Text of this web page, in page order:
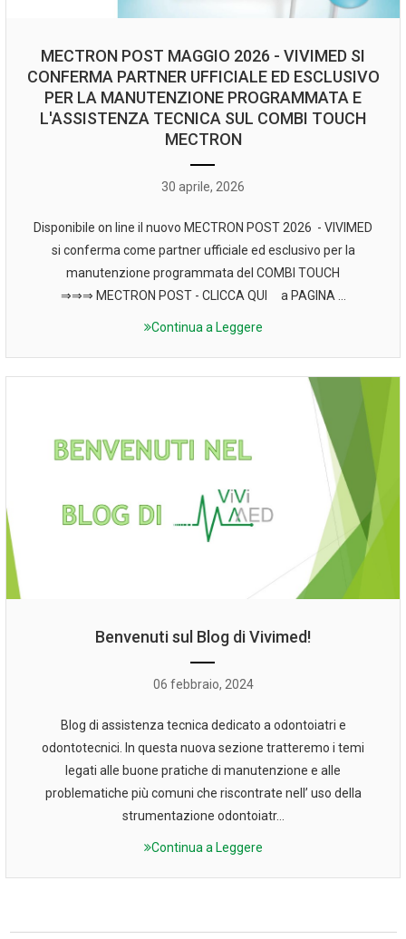
MECTRON POST MAGGIO 2026 - VIVIMED SI
CONFERMA PARTNER UFFICIALE ED ESCLUSIVO
PER LA MANUTENZIONE PROGRAMMATA E
L'ASSISTENZA TECNICA SUL COMBI TOUCH
MECTRON
30 aprile, 2026
Disponibile on line il nuovo MECTRON POST 2026 - VIVIMED
si conferma come partner ufficiale ed esclusivo per la
manutenzione programmata del COMBI TOUCH
⇒⇒⇒ MECTRON POST - CLICCA QUI a PAGINA ...
Continua a Leggere
Benvenuti sul Blog di Vivimed!
06 febbraio, 2024
Blog di assistenza tecnica dedicato a odontoiatri e
odontotecnici. In questa nuova sezione tratteremo i temi
legati alle buone pratiche di manutenzione e alle
problematiche più comuni che riscontrate nell’ uso della
strumentazione odontoiatr...
Continua a Leggere